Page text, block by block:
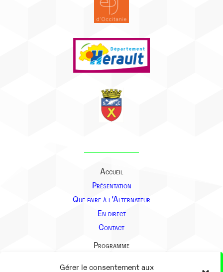
Gérer le consentement aux
Accueil
Présentation
Que faire à l’Alternateur
En direct
Contact
Programme
Présentation